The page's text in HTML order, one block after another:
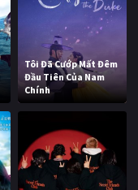
Tôi Đã Cướp Mất Đêm
Đầu Tiên Của Nam
Chính